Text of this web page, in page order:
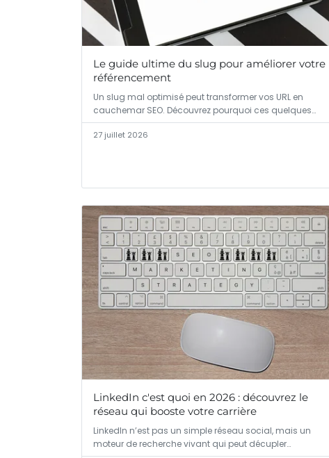
Le guide ultime du slug pour améliorer votre
référencement
Un slug mal optimisé peut transformer vos URL en
cauchemar SEO. Découvrez pourquoi ces quelques…
27 juillet 2026
LinkedIn c'est quoi en 2026 : découvrez le
réseau qui booste votre carrière
LinkedIn n’est pas un simple réseau social, mais un
moteur de recherche vivant qui peut décupler…